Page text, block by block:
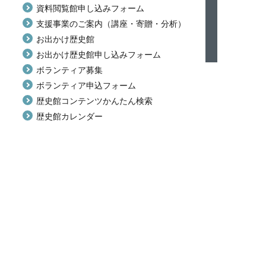
資料閲覧館申し込みフォーム
支援事業のご案内（講座・寄贈・分析）
お出かけ歴史館
お出かけ歴史館申し込みフォーム
ボランティア募集
ボランティア申込フォーム
歴史館コンテンツかんたん検索
歴史館カレンダー